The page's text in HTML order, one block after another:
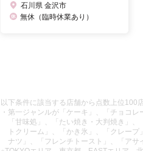
石川県 金沢市
無休（臨時休業あり）
以下条件に該当する店舗から点数上位100
・第一ジャンルが「ケーキ」、「チョコ
「甘味処」、「たい焼き・大判焼き」
トクリーム」、「かき氷」、「クレー
ナツ」、「フレンチトースト」、「ア